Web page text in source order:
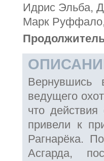
Идрис Эльба,
Марк Руффало,
Вернувшись
ведущего
что
привели к
Рагнарёка.
Асгарда,